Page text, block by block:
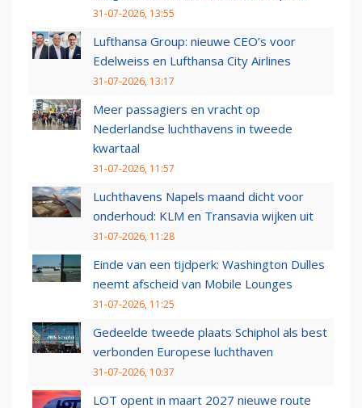
31-07-2026, 13:55
Lufthansa Group: nieuwe CEO’s voor
Edelweiss en Lufthansa City Airlines
31-07-2026, 13:17
Meer passagiers en vracht op
Nederlandse luchthavens in tweede
kwartaal
31-07-2026, 11:57
Luchthavens Napels maand dicht voor
onderhoud: KLM en Transavia wijken uit
31-07-2026, 11:28
Einde van een tijdperk: Washington Dulles
neemt afscheid van Mobile Lounges
31-07-2026, 11:25
Gedeelde tweede plaats Schiphol als best
verbonden Europese luchthaven
31-07-2026, 10:37
LOT opent in maart 2027 nieuwe route